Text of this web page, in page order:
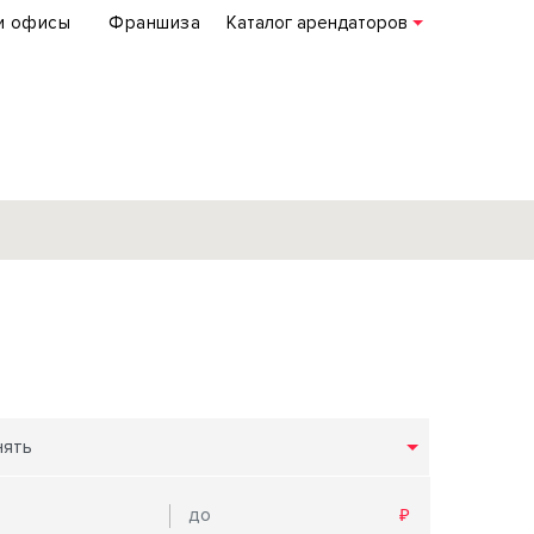
офисы Франшиза Каталог арендаторов